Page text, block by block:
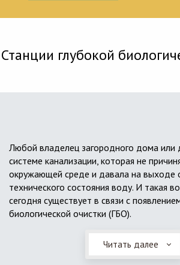
Станции глубокой
Любой владелец загородного дома или
системе канализации, которая не
окружающей среде и давала на выходе
технического состояния воду. И такая
сегодня существует в связи с
биологической очистки (ГБО).
Читать далее